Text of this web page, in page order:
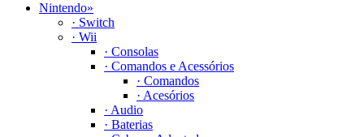
Nintendo»
· Switch
· Wii
· Consolas
· Comandos e Acessórios
· Comandos
· Acesórios
· Audio
· Baterias